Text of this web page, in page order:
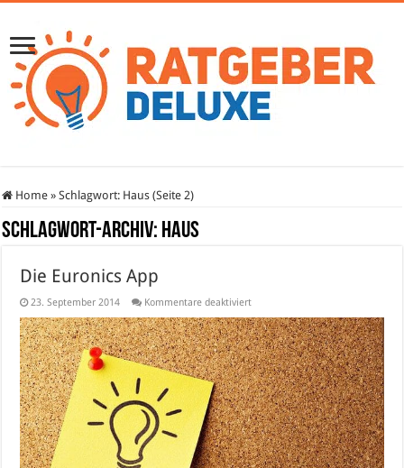
Home » Schlagwort: Haus (Seite 2)
Schlagwort-Archiv: Haus
Die Euronics App
23. September 2014 Kommentare deaktiviertfür
Euronics
App